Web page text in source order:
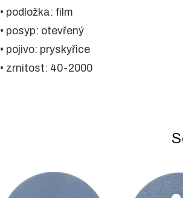
• podložka: film
• posyp: otevřený
• pojivo: pryskyřice
• zrnitost: 40-2000